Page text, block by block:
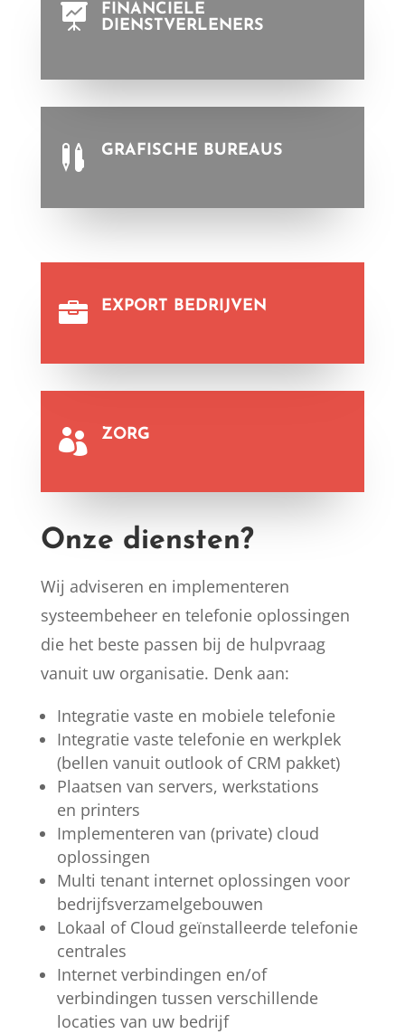

FINANCIELE
DIENSTVERLENERS
 GRAFISCHE BUREAUS
 EXPORT BEDRIJVEN
 ZORG
Onze diensten?
Wij adviseren en implementeren
systeembeheer en telefonie oplossingen
die het beste passen bij de hulpvraag
vanuit uw organisatie. Denk aan:
Integratie vaste en mobiele telefonie
Integratie vaste telefonie en werkplek
(bellen vanuit outlook of CRM pakket)
Plaatsen van servers, werkstations
en printers
Implementeren van (private) cloud
oplossingen
Multi tenant internet oplossingen voor
bedrijfsverzamelgebouwen
Lokaal of Cloud geïnstalleerde telefonie
centrales
Internet verbindingen en/of
verbindingen tussen verschillende
locaties van uw bedrijf